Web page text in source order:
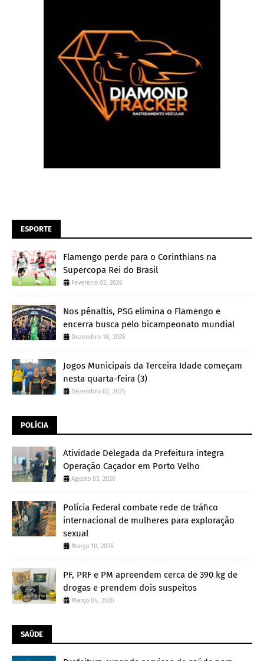
ESPORTE
Flamengo perde para o Corinthians na
Supercopa Rei do Brasil
Fevereiro 02, 2026
Nos pênaltis, PSG elimina o Flamengo e
encerra busca pelo bicampeonato mundial
Dezembro 18, 2025
Jogos Municipais da Terceira Idade começam
nesta quarta-feira (3)
Dezembro 02, 2025
POLÍCIA
Atividade Delegada da Prefeitura integra
Operação Caçador em Porto Velho
Agosto 03, 2026
Polícia Federal combate rede de tráfico
internacional de mulheres para exploração
sexual
Março 10, 2026
PF, PRF e PM apreendem cerca de 390 kg de
drogas e prendem dois suspeitos
Março 04, 2026
SAÚDE